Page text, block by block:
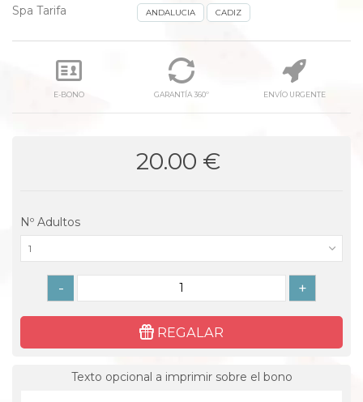
Spa Tarifa ANDALUCIA CADIZ
E-BONO GARANTÍA 360º ENVÍO URGENTE
20.00 €
Nº Adultos
1
- +
REGALAR
Texto opcional a imprimir sobre el bono